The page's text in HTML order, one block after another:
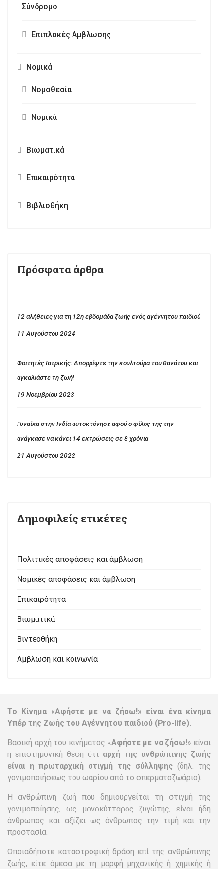
Σύνδρομο
Επιπλοκές Άμβλωσης
Νομικά
Νομοθεσία
Νομικά
Βιωματικά
Επικαιρότητα
Βιβλιοθήκη
Πρόσφατα άρθρα
12 αλήθειες για τη 12η εβδομάδα ζωής ενός αγέννητου παιδιού
11 Αυγούστου 2024
Φοιτητές Ιατρικής: Απορρίψτε την κουλτούρα του θανάτου και
αγκαλιάστε τη ζωή!
19 Νοεμβρίου 2023
Γυναίκα στην Ινδία αυτοκτόνησε αφού ο φίλος της την
ανάγκασε να κάνει 14 εκτρώσεις σε 8 χρόνια
21 Αυγούστου 2022
Δημοφιλείς ετικέτες
Πολιτικές αποφάσεις και άμβλωση
Νομικές αποφάσεις και άμβλωση
Επικαιρότητα
Βιωματικά
Βιντεοθήκη
Άμβλωση και κοινωνία
Το Κίνημα «Αφήστε με να ζήσω!» είναι ένα κίνημα
Υπέρ της Ζωής του Αγέννητου παιδιού (Pro-life).
Βασική αρχή του κινήματος «Αφήστε με να ζήσω!» είναι
η επιστημονική θέση ότι αρχή της ανθρώπινης ζωής
είναι η πρωταρχική στιγμή της σύλληψης(δηλ. της
γονιμοποιήσεως του ωαρίου από το σπερματοζωάριο).
Η ανθρώπινη ζωή που δημιουργείται τη στιγμή της
γονιμοποίησης, ως μονοκύτταρος ζυγώτης, είναι ήδη
άνθρωπος και αξίζει ως άνθρωπος την τιμή και την
προστασία.
Οποιαδήποτε καταστροφική δράση επί της ανθρώπινης
ζωής, είτε άμεσα με τη μορφή μηχανικής ή χημικής ή